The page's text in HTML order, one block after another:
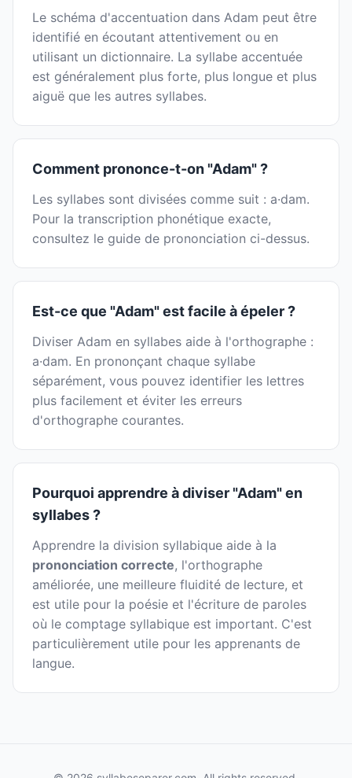
Le schéma d'accentuation dans Adam peut être
identifié en écoutant attentivement ou en
utilisant un dictionnaire. La syllabe accentuée
est généralement plus forte, plus longue et plus
aiguë que les autres syllabes.
Comment prononce-t-on "Adam" ?
Les syllabes sont divisées comme suit : a·dam.
Pour la transcription phonétique exacte,
consultez le guide de prononciation ci-dessus.
Est-ce que "Adam" est facile à épeler ?
Diviser Adam en syllabes aide à l'orthographe :
a·dam. En prononçant chaque syllabe
séparément, vous pouvez identifier les lettres
plus facilement et éviter les erreurs
d'orthographe courantes.
Pourquoi apprendre à diviser "Adam" en
syllabes ?
Apprendre la division syllabique aide à la
prononciation correcte, l'orthographe
améliorée, une meilleure fluidité de lecture, et
est utile pour la poésie et l'écriture de paroles
où le comptage syllabique est important. C'est
particulièrement utile pour les apprenants de
langue.